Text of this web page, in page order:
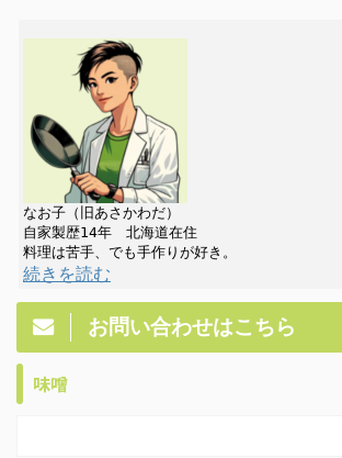
なお子（旧あさかわだ）
自家製歴14年　北海道在住
続きを読む
お問い合わせはこちら
味噌